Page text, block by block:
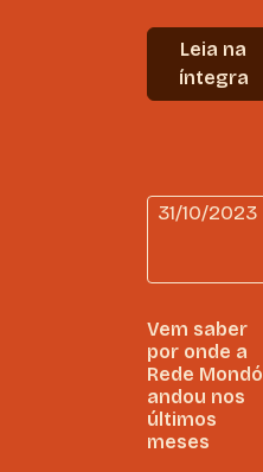
Leia na
íntegra
31/10/2023
Vem saber
por onde a
Rede Mondó
andou nos
últimos
meses